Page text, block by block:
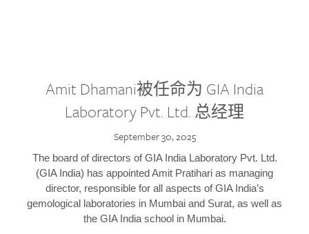
Amit Dhamani被任命为 GIA India
Laboratory Pvt. Ltd. 总经理
September 30, 2025
The board of directors of GIA India Laboratory Pvt. Ltd.
(GIA India) has appointed Amit Pratihari as managing
director, responsible for all aspects of GIA India’s
gemological laboratories in Mumbai and Surat, as well as
the GIA India school in Mumbai.